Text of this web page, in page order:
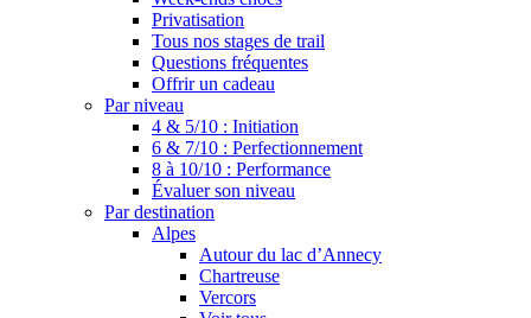
Privatisation
Tous nos stages de trail
Questions fréquentes
Offrir un cadeau
Par niveau
4 & 5/10 : Initiation
6 & 7/10 : Perfectionnement
8 à 10/10 : Performance
Évaluer son niveau
Par destination
Alpes
Autour du lac d’Annecy
Chartreuse
Vercors